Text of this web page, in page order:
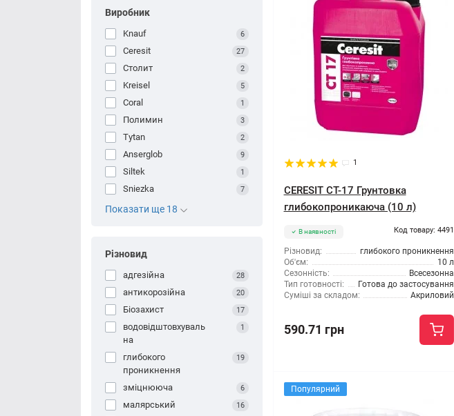
Виробник
Knauf 6
Ceresit 27
Столит 2
Kreisel 5
Coral 1
Полимин 3
Tytan 2
Anserglob 9
Siltek 1
Sniezka 7
Показати ще 18
Різновид
адгезійна 28
антикорозійна 20
Біозахист 17
водовідштовхуваль
на
1
глибокого
проникнення
19
зміцнююча 6
малярський 16
1
CERESIT CT-17 Грунтовка
глибокопроникаюча (10 л)
В наявності Код товару: 4491
Різновид:
глибокого проникнення
Об'єм:
10 л
Сезонність:
Всесезонна
Тип готовності:
Готова до застосування
Суміші за складом:
Акриловий
590.71 грн
Популярний